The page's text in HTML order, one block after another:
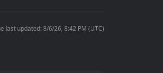
last updated: 8/6/26, 8:42 PM (UTC)